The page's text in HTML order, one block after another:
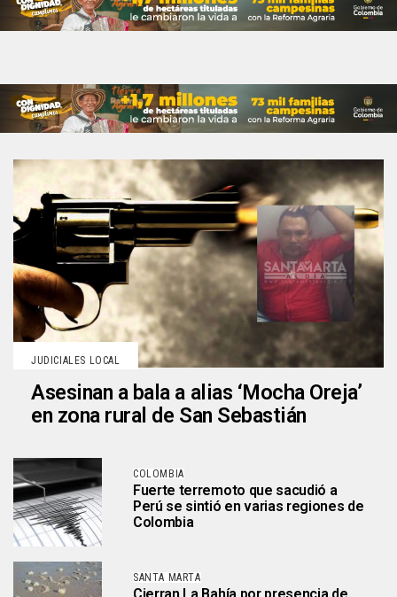
JUDICIALES LOCAL
Asesinan a bala a alias ‘Mocha Oreja’
en zona rural de San Sebastián
COLOMBIA
Fuerte terremoto que sacudió a
Perú se sintió en varias regiones de
Colombia
SANTA MARTA